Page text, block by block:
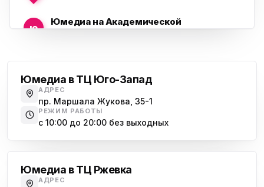
ю
Юмедиа на Академической
Юмедиа на Наставников
пр. Наставников 35
ю
Юмедиа в ТК Юго-Запад
пр. Маршала Жукова, 35-1
Юмедиа в ТЦ Юго-Запад
АДРЕС
пр. Маршала Жукова, 35-1
РЕЖИМ РАБОТЫ
с 10:00 до 20:00 без выходных
Юмедиа в ТЦ Ржевка
АДРЕС